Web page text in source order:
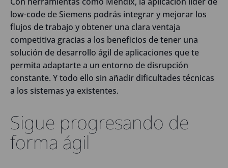
low-code de Siemens podrás integrar y mejorar los
flujos de trabajo y obtener una clara ventaja
competitiva gracias a los beneficios de tener una
solución de desarrollo ágil de aplicaciones que te
permita adaptarte a un entorno de disrupción
constante. Y todo ello sin añadir dificultades técnicas
a los sistemas ya existentes.
Sigue progresando de
forma ágil